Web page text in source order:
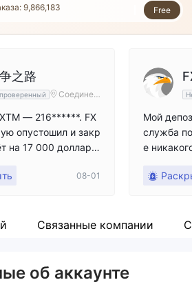
WikiFX
Free
Маврикий
之路
Соединен
ы Америк
— 216******. FX
опустошил и закр
на 17 000 долларо
клиенту возм
независимой треть
В процесс
на FXTM я сна
08-01
Мой
служба
е
Связанные компании
об аккаунте